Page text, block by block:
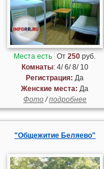
Места есть От250 руб.
Комнаты: 4/ 6/ 8/ 10
Регистрация: Да
Женские места: Да
Фото/подробнее
"Общежитие Беляево"